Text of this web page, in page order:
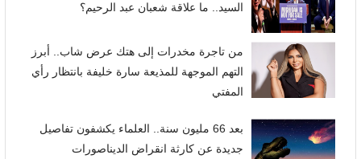
السيد.. ما علاقة شعبان عبد الرحيم؟
من تاجرة مخدرات إلى هتك عرض شاب.. أبرز
التهم الموجهة للمذيعة سارة خليفة بانتظار رأي
المفتي
بعد 66 مليون سنة.. العلماء يكشفون تفاصيل
جديدة عن كارثة انقراض الديناصورات